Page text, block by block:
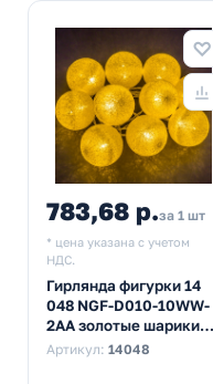
783,68 р.за 1 шт
* цена указана с учетом
НДС.
Гирлянда фигурки 14
048 NGF-D010-10WW-
2AA золотые шарики
(ткань) постоянное
Артикул: 14048